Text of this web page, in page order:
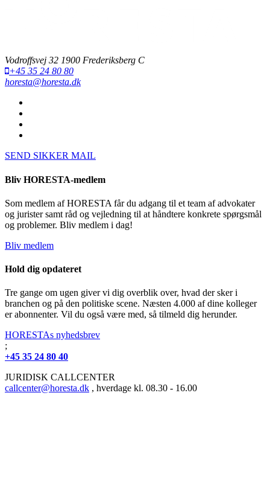
Vodroffsvej 32 1900 Frederiksberg C
+45 35 24 80 80
horesta@horesta.dk
SEND SIKKER MAIL
Bliv HORESTA-medlem
Som medlem af HORESTA får du adgang til et team af advokater
og jurister samt råd og vejledning til at håndtere konkrete spørgsmål
og problemer. Bliv medlem i dag!
Bliv medlem
Hold dig opdateret
Tre gange om ugen giver vi dig overblik over, hvad der sker i
branchen og på den politiske scene. Næsten 4.000 af dine kolleger
er abonnenter. Vil du også være med, så tilmeld dig herunder.
HORESTAs nyhedsbrev
;
+45 35 24 80 40
JURIDISK CALLCENTER
callcenter@horesta.dk , hverdage kl. 08.30 - 16.00